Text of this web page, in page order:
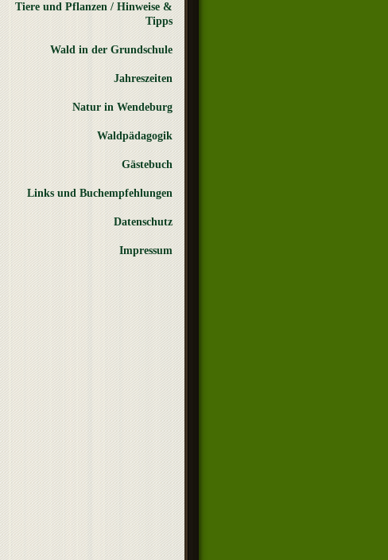
Tiere und Pflanzen / Hinweise &
Tipps
Wald in der Grundschule
Jahreszeiten
Natur in Wendeburg
Waldpädagogik
Gästebuch
Links und Buchempfehlungen
Datenschutz
Impressum